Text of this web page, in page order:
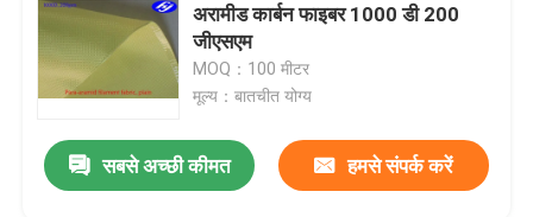
अरामीड कार्बन फाइबर 1000 डी 200
जीएसएम
MOQ：100 मीटर
मूल्य：बातचीत योग्य
सबसे अच्छी कीमत हमसे संपर्क करें